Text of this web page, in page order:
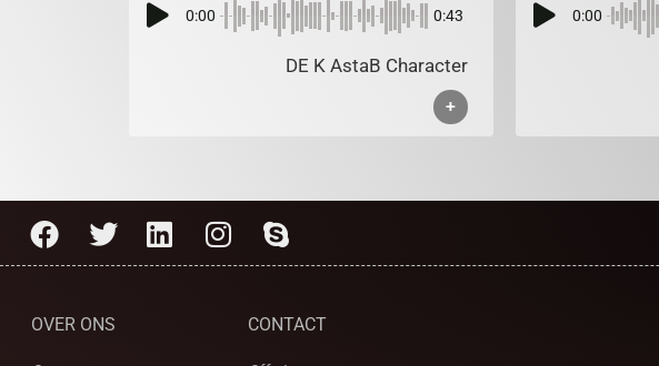
0:00 0:43
DE K AstaB Character
+
0:00
OVER ONS CONTACT